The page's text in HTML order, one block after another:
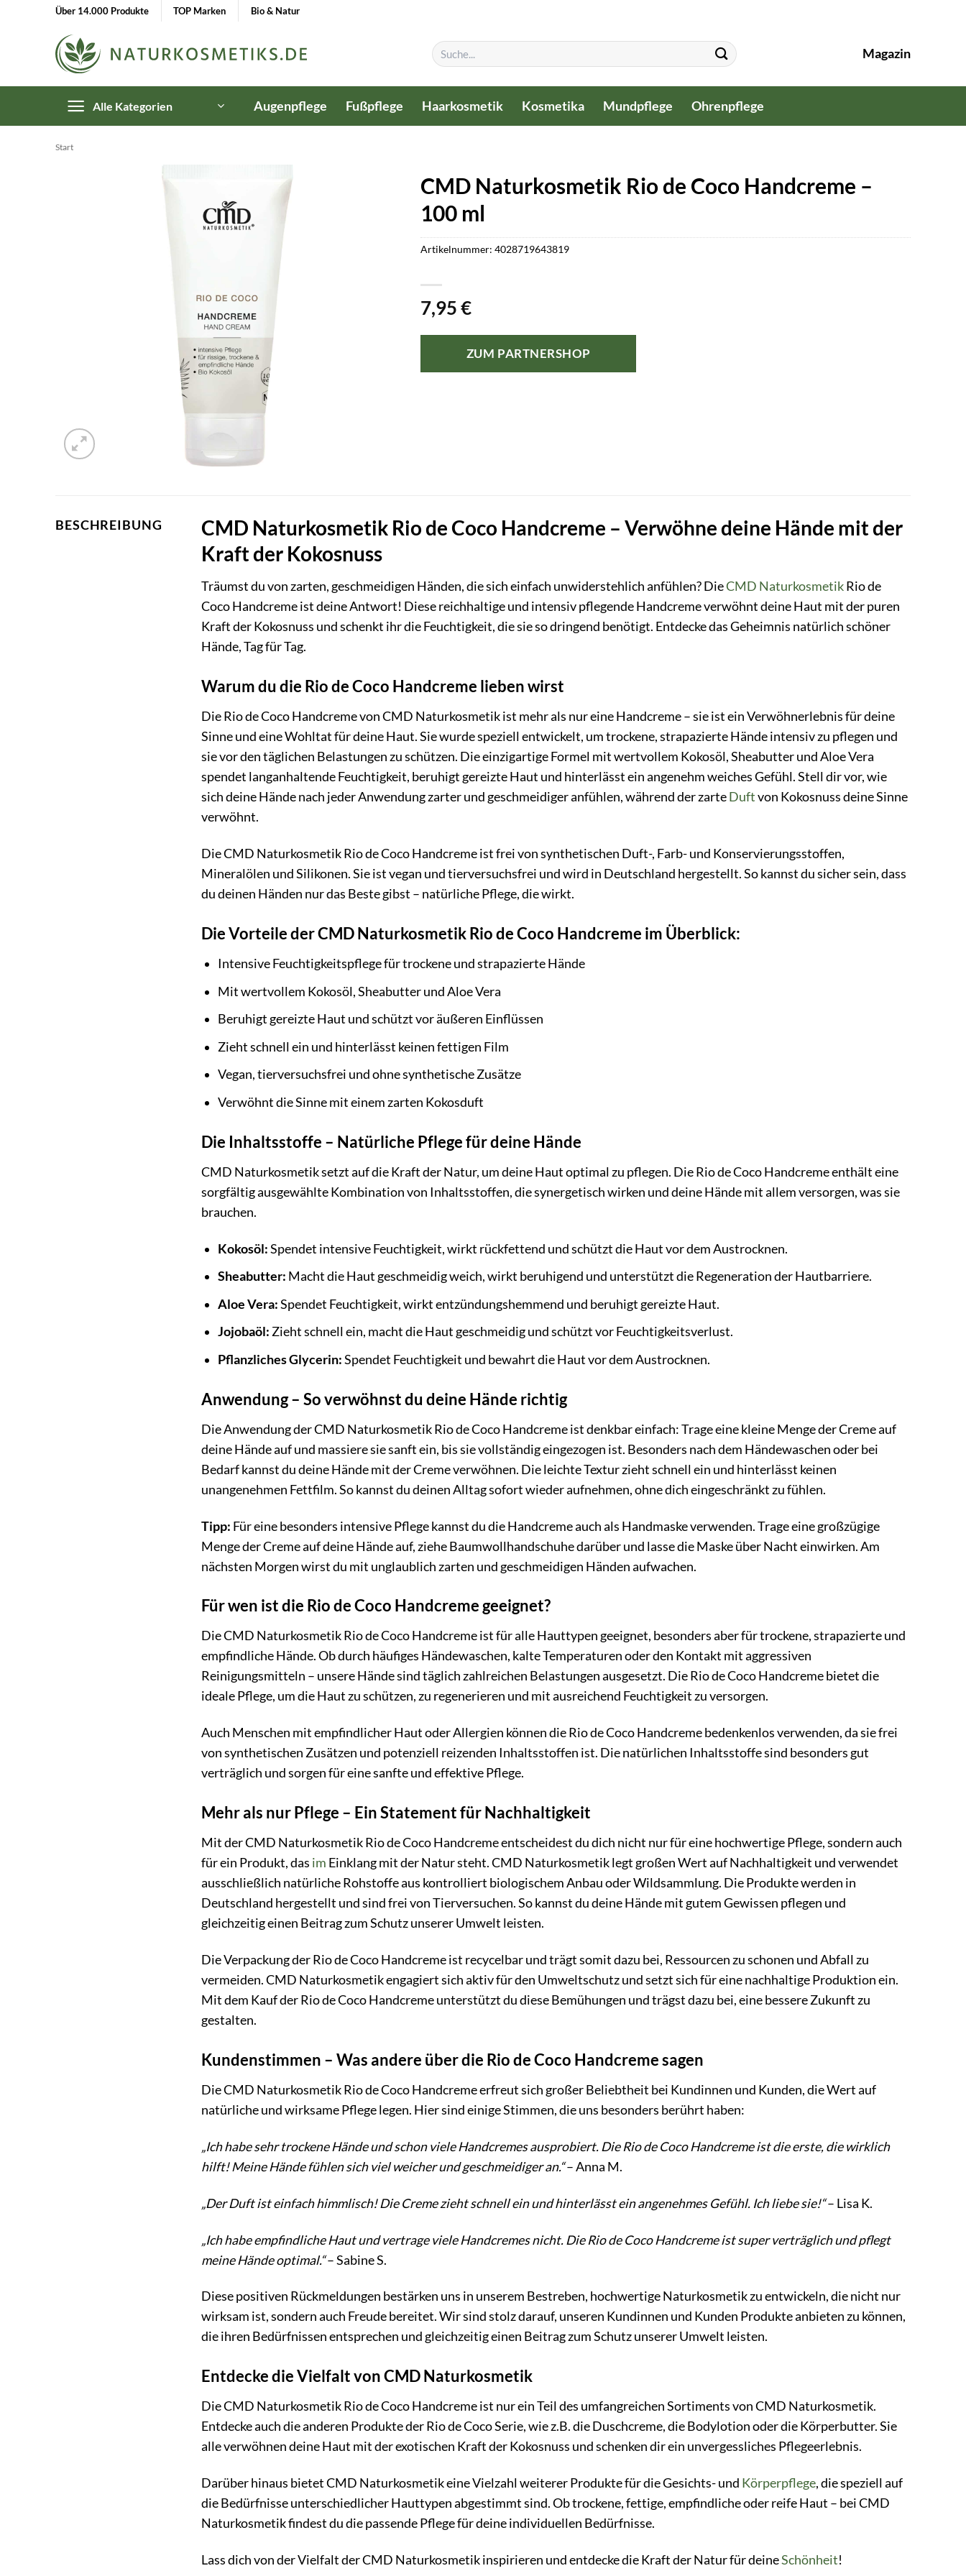
Über 14.000 Produkte TOP Marken Bio & Natur
Suchen
nach:
Magazin
Alle Kategorien Augenpflege Fußpflege Haarkosmetik Kosmetika Mundpflege Ohrenpflege
Start
CMD Naturkosmetik Rio de Coco Handcreme –
100 ml
7,95€
ZUM PARTNERSHOP
Artikelnummer:4028719643819
BESCHREIBUNG
CMD Naturkosmetik Rio de Coco Handcreme – Verwöhne deine Hände mit der
Kraft der Kokosnuss
Träumst du von zarten, geschmeidigen Händen, die sich einfach unwiderstehlich anfühlen? DieCMD NaturkosmetikRio de
Coco Handcreme ist deine Antwort! Diese reichhaltige und intensiv pflegende Handcreme verwöhnt deine Haut mit der puren
Kraft der Kokosnuss und schenkt ihr die Feuchtigkeit, die sie so dringend benötigt. Entdecke das Geheimnis natürlich schöner
Hände, Tag für Tag.
Warum du die Rio de Coco Handcreme lieben wirst
Die Rio de Coco Handcreme von CMD Naturkosmetik ist mehr als nur eine Handcreme – sie ist ein Verwöhnerlebnis für deine
Sinne und eine Wohltat für deine Haut. Sie wurde speziell entwickelt, um trockene, strapazierte Hände intensiv zu pflegen und
sie vor den täglichen Belastungen zu schützen. Die einzigartige Formel mit wertvollem Kokosöl, Sheabutter und Aloe Vera
spendet langanhaltende Feuchtigkeit, beruhigt gereizte Haut und hinterlässt ein angenehm weiches Gefühl. Stell dir vor, wie
sich deine Hände nach jeder Anwendung zarter und geschmeidiger anfühlen, während der zarteDuftvon Kokosnuss deine Sinne
verwöhnt.
Die CMD Naturkosmetik Rio de Coco Handcreme ist frei von synthetischen Duft-, Farb- und Konservierungsstoffen,
Mineralölen und Silikonen. Sie ist vegan und tierversuchsfrei und wird in Deutschland hergestellt. So kannst du sicher sein, dass
du deinen Händen nur das Beste gibst – natürliche Pflege, die wirkt.
Die Vorteile der CMD Naturkosmetik Rio de Coco Handcreme im Überblick:
Intensive Feuchtigkeitspflege für trockene und strapazierte Hände
Mit wertvollem Kokosöl, Sheabutter und Aloe Vera
Beruhigt gereizte Haut und schützt vor äußeren Einflüssen
Zieht schnell ein und hinterlässt keinen fettigen Film
Vegan, tierversuchsfrei und ohne synthetische Zusätze
Verwöhnt die Sinne mit einem zarten Kokosduft
Die Inhaltsstoffe – Natürliche Pflege für deine Hände
CMD Naturkosmetik setzt auf die Kraft der Natur, um deine Haut optimal zu pflegen. Die Rio de Coco Handcreme enthält eine
sorgfältig ausgewählte Kombination von Inhaltsstoffen, die synergetisch wirken und deine Hände mit allem versorgen, was sie
brauchen.
Kokosöl:Spendet intensive Feuchtigkeit, wirkt rückfettend und schützt die Haut vor dem Austrocknen.
Sheabutter: Macht die Haut geschmeidig weich, wirkt beruhigend und unterstützt die Regeneration der Hautbarriere.
Aloe Vera:Spendet Feuchtigkeit, wirkt entzündungshemmend und beruhigt gereizte Haut.
Jojobaöl:Zieht schnell ein, macht die Haut geschmeidig und schützt vor Feuchtigkeitsverlust.
Pflanzliches Glycerin:Spendet Feuchtigkeit und bewahrt die Haut vor dem Austrocknen.
Anwendung – So verwöhnst du deine Hände richtig
Die Anwendung der CMD Naturkosmetik Rio de Coco Handcreme ist denkbar einfach: Trage eine kleine Menge der Creme auf
deine Hände auf und massiere sie sanft ein, bis sie vollständig eingezogen ist. Besonders nach dem Händewaschen oder bei
Bedarf kannst du deine Hände mit der Creme verwöhnen. Die leichte Textur zieht schnell ein und hinterlässt keinen
unangenehmen Fettfilm. So kannst du deinen Alltag sofort wieder aufnehmen, ohne dich eingeschränkt zu fühlen.
Tipp: Für eine besonders intensive Pflege kannst du die Handcreme auch als Handmaske verwenden. Trage eine großzügige
Menge der Creme auf deine Hände auf, ziehe Baumwollhandschuhe darüber und lasse die Maske über Nacht einwirken. Am
nächsten Morgen wirst du mit unglaublich zarten und geschmeidigen Händen aufwachen.
Für wen ist die Rio de Coco Handcreme geeignet?
Die CMD Naturkosmetik Rio de Coco Handcreme ist für alle Hauttypen geeignet, besonders aber für trockene, strapazierte und
empfindliche Hände. Ob durch häufiges Händewaschen, kalte Temperaturen oder den Kontakt mit aggressiven
Reinigungsmitteln – unsere Hände sind täglich zahlreichen Belastungen ausgesetzt. Die Rio de Coco Handcreme bietet die
ideale Pflege, um die Haut zu schützen, zu regenerieren und mit ausreichend Feuchtigkeit zu versorgen.
Auch Menschen mit empfindlicher Haut oder Allergien können die Rio de Coco Handcreme bedenkenlos verwenden, da sie frei
von synthetischen Zusätzen und potenziell reizenden Inhaltsstoffen ist. Die natürlichen Inhaltsstoffe sind besonders gut
verträglich und sorgen für eine sanfte und effektive Pflege.
Mehr als nur Pflege – Ein Statement für Nachhaltigkeit
Mit der CMD Naturkosmetik Rio de Coco Handcreme entscheidest du dich nicht nur für eine hochwertige Pflege, sondern auch
für ein Produkt, das im Einklang mit der Natur steht. CMD Naturkosmetik legt großen Wert auf Nachhaltigkeit und verwendet
ausschließlich natürliche Rohstoffe aus kontrolliert biologischem Anbau oder Wildsammlung. Die Produkte werden in
Deutschland hergestellt und sind frei von Tierversuchen. So kannst du deine Hände mit gutem Gewissen pflegen und
gleichzeitig einen Beitrag zum Schutz unserer Umwelt leisten.
Die Verpackung der Rio de Coco Handcreme ist recycelbar und trägt somit dazu bei, Ressourcen zu schonen und Abfall zu
vermeiden. CMD Naturkosmetik engagiert sich aktiv für den Umweltschutz und setzt sich für eine nachhaltige Produktion ein.
Mit dem Kauf der Rio de Coco Handcreme unterstützt du diese Bemühungen und trägst dazu bei, eine bessere Zukunft zu
gestalten.
Kundenstimmen – Was andere über die Rio de Coco Handcreme sagen
Die CMD Naturkosmetik Rio de Coco Handcreme erfreut sich großer Beliebtheit bei Kundinnen und Kunden, die Wert auf
natürliche und wirksame Pflege legen. Hier sind einige Stimmen, die uns besonders berührt haben:
„Ich habe sehr trockene Hände und schon viele Handcremes ausprobiert. Die Rio de Coco Handcreme ist die erste, die wirklich
hilft! Meine Hände fühlen sich viel weicher und geschmeidiger an.“– Anna M.
„Der Duft ist einfach himmlisch! Die Creme zieht schnell ein und hinterlässt ein angenehmes Gefühl. Ich liebe sie!“– Lisa K.
„Ich habe empfindliche Haut und vertrage viele Handcremes nicht. Die Rio de Coco Handcreme ist super verträglich und pflegt
meine Hände optimal.“– Sabine S.
Diese positiven Rückmeldungen bestärken uns in unserem Bestreben, hochwertige Naturkosmetik zu entwickeln, die nicht nur
wirksam ist, sondern auch Freude bereitet. Wir sind stolz darauf, unseren Kundinnen und Kunden Produkte anbieten zu können,
die ihren Bedürfnissen entsprechen und gleichzeitig einen Beitrag zum Schutz unserer Umwelt leisten.
Entdecke die Vielfalt von CMD Naturkosmetik
Die CMD Naturkosmetik Rio de Coco Handcreme ist nur ein Teil des umfangreichen Sortiments von CMD Naturkosmetik.
Entdecke auch die anderen Produkte der Rio de Coco Serie, wie z.B. die Duschcreme, die Bodylotion oder die Körperbutter. Sie
alle verwöhnen deine Haut mit der exotischen Kraft der Kokosnuss und schenken dir ein unvergessliches Pflegeerlebnis.
Darüber hinaus bietet CMD Naturkosmetik eine Vielzahl weiterer Produkte für die Gesichts- und Körperpflege, die speziell auf
die Bedürfnisse unterschiedlicher Hauttypen abgestimmt sind. Ob trockene, fettige, empfindliche oder reife Haut – bei CMD
Naturkosmetik findest du die passende Pflege für deine individuellen Bedürfnisse.
Lass dich von der Vielfalt der CMD Naturkosmetik inspirieren und entdecke die Kraft der Natur für deineSchönheit!